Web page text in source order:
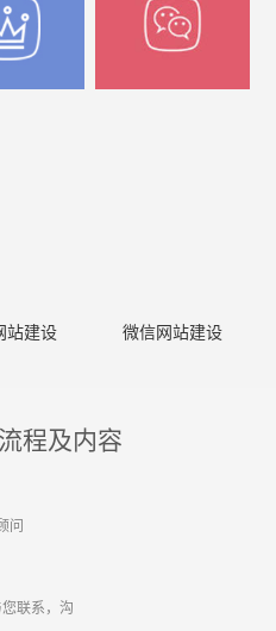
站建设 微信网站建设
程及内容
问
联系，沟